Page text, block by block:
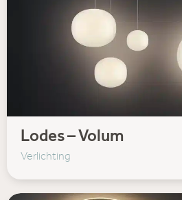
Lodes – Volum
Verlichting